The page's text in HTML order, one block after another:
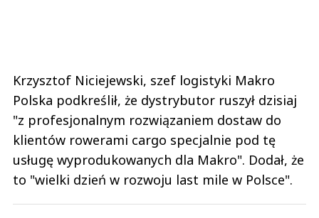
Krzysztof Niciejewski, szef logistyki Makro
Polska podkreślił, że dystrybutor ruszył dzisiaj
"z profesjonalnym rozwiązaniem dostaw do
klientów rowerami cargo specjalnie pod tę
usługę wyprodukowanych dla Makro". Dodał, że
to "wielki dzień w rozwoju last mile w Polsce".